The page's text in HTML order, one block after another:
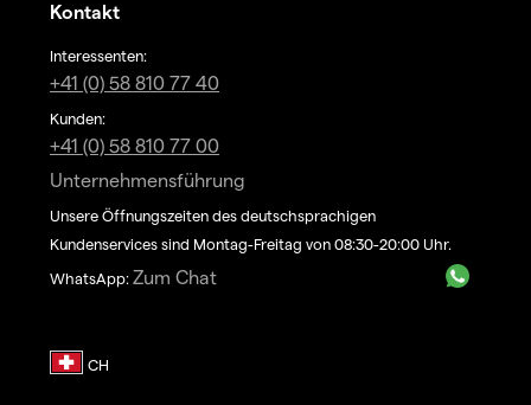
Kontakt
Interessenten:
+41 (0) 58 810 77 40
Kunden:
+41 (0) 58 810 77 00
Unternehmensführung
Unsere Öffnungszeiten des deutschsprachigen
Kundenservices sind Montag-Freitag von 08:30-20:00 Uhr.
WhatsApp: Zum Chat